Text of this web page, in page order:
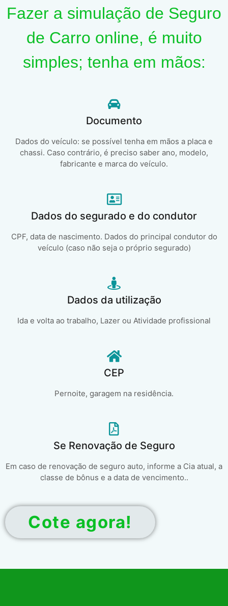
Fazer a simulação de Seguro
de Carro online, é muito
simples; tenha em mãos:
Documento
Dados do veículo: se possível tenha em mãos a placa e
chassi. Caso contrário, é preciso saber ano, modelo,
fabricante e marca do veículo.
Dados do segurado e do condutor
CPF, data de nascimento. Dados do principal condutor do
veículo (caso não seja o próprio segurado)
Dados da utilização
Ida e volta ao trabalho, Lazer ou Atividade profissional
CEP
Pernoite, garagem na residência.
Se Renovação de Seguro
Em caso de renovação de seguro auto, informe a Cia atual, a
classe de bônus e a data de vencimento..
Cote agora!